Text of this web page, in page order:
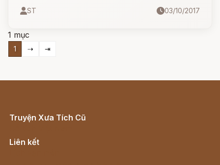
ST 03/10/2017
1 mục
1 ⇢ ⇥
Truyện Xưa Tích Cũ
Liên kết